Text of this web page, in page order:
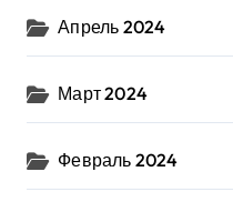
Апрель 2024
Март 2024
Февраль 2024